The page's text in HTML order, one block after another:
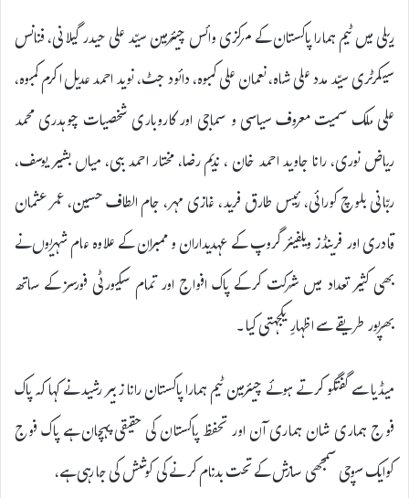
ریلی میں ٹیم ہمارا پاکستان کے مرکزی وائس چیئرمین سیّد علی حیدر گیلانی، فنانس
سیکرٹری سیّد مدد علی شاہ، نعمان علی کمبوہ، دائود جٹ، نوید احمد عدیل اکرم کمبوہ،
علی ملک سمیت معروف سیاسی و سماجی اور کاروباری شخصیات چوہدری محمد
ریاض نوری، رانا جاوید احمد خان ، ندیم رضا، مختار احمد ببی، میاں بشیر یوسف،
ربّانی بلوچ کورائی، رئیس طارق فرید، غازی مہر، جام الطاف حسین، عمر عثمان
قادری اور فرینڈز ویلفیئر گروپ کے عہدیداران و ممبران کے علاوہ عام شہریوں نے
بھی کثیر تعداد میں شرکت کرکے پاک افواج اور تمام سکیورٹی فورسز کے ساتھ
بھرپور طریقے سے اظہارِ یکجہتی کیا۔
میڈیا سے گفتگو کرتے ہوئے چیئرمین ٹیم ہمارا پاکستان رانا زبیر رشید نے کہا کہپاک
فوج ہماری شان ہماری آن اور تحفظ پاکستان کی حقیقی پہچان ہے پاک فوج
کوایک سوچی سمجھی سازش کے تحت بدنام کرنے کی کوشش کی جا رہی ہے،